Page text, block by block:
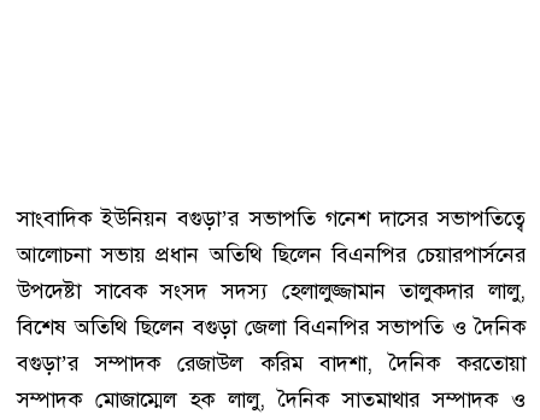
সাংবাদিক ইউনিয়ন বগুড়া’র সভাপতি গনেশ দাসের সভাপতিত্বে
আলোচনা সভায় প্রধান অতিথি ছিলেন বিএনপির চেয়ারপার্সনের
উপদেষ্টা সাবেক সংসদ সদস্য হেলালুজ্জামান তালুকদার লালু,
বিশেষ অতিথি ছিলেন বগুড়া জেলা বিএনপির সভাপতি ও দৈনিক
বগুড়া’র সম্পাদক রেজাউল করিম বাদশা, দৈনিক করতোয়া
সম্পাদক মোজাম্মেল হক লালু, দৈনিক সাতমাথার সম্পাদক ও